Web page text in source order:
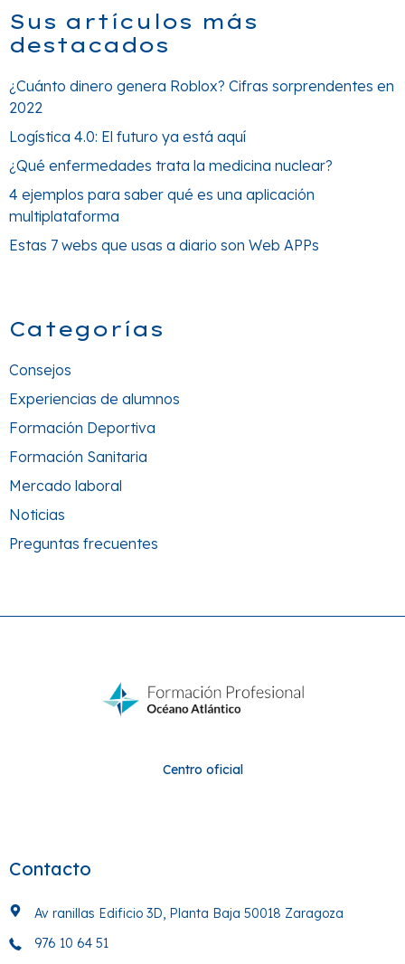
Sus artículos más
destacados
¿Cuánto dinero genera Roblox? Cifras sorprendentes en
2022
Logística 4.0: El futuro ya está aquí
¿Qué enfermedades trata la medicina nuclear?
4 ejemplos para saber qué es una aplicación
multiplataforma
Estas 7 webs que usas a diario son Web APPs
Categorías
Consejos
Experiencias de alumnos
Formación Deportiva
Formación Sanitaria
Mercado laboral
Noticias
Preguntas frecuentes
Centro oficial
Contacto
Av ranillas Edificio 3D, Planta Baja 50018 Zaragoza
976 10 64 51